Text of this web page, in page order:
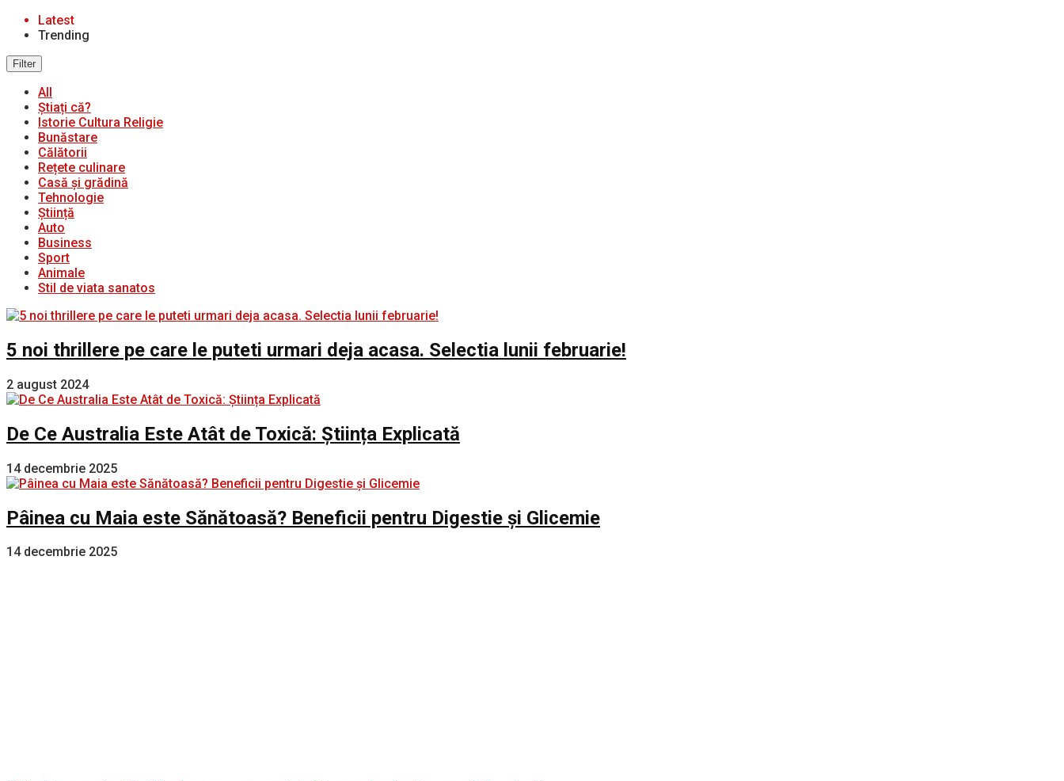
Latest
Trending
Filter
All
Știați că?
Istorie Cultura Religie
Bunăstare
Călătorii
Rețete culinare
Casă și grădină
Tehnologie
Știință
Auto
Business
Sport
Animale
Stil de viata sanatos
5 noi thrillere pe care le puteti urmari deja acasa. Selectia lunii februarie!
2 august 2024
De Ce Australia Este Atât de Toxică: Știința Explicată
14 decembrie 2025
Pâinea cu Maia este Sănătoasă? Beneficii pentru Digestie și Glicemie
14 decembrie 2025